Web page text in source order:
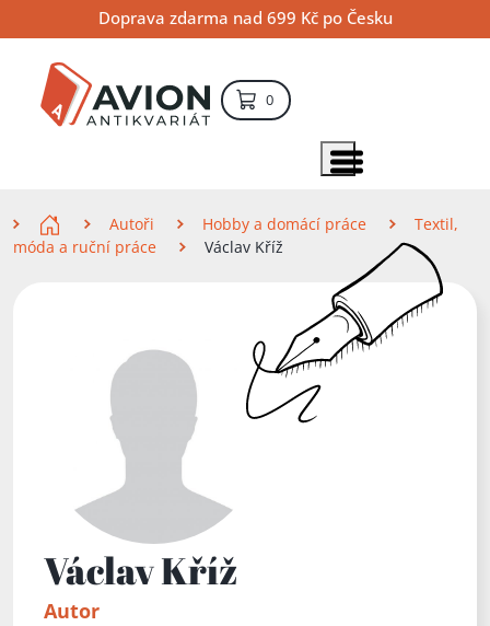
na
obsah
na
navigaci
na
vyhledávání
Doprava zdarma nad 699 Kč po Česku
0položek – košík
Zobrazit položky menu
Autoři Hobby a domácí práce
Textil,
móda a ruční práce
Václav Kříž
Václav Kříž
Autor